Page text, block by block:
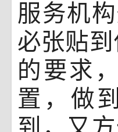
服务机
必张贴
的要求
置，做